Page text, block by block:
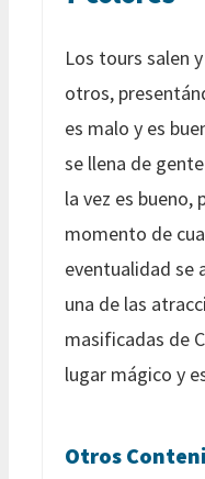
Los tours salen
otros,
es malo y es
se llena de
la vez es bueno,
momento de
eventualidad se
una de las
masificadas de
lugar mágico y
Otros